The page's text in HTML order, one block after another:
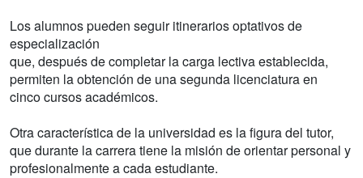
Los alumnos pueden seguir itinerarios optativos de
especialización
que, después de completar la carga lectiva establecida,
permiten la obtención de una segunda licenciatura en
cinco cursos académicos.
Otra característica de la universidad es la figura del tutor,
que durante la carrera tiene la misión de orientar personal y
profesionalmente a cada estudiante.